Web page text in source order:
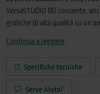
VersaSTUDIO BD consente,
grafiche di alta qualità su
sue dimensioni compatte, ed è
custodie per telefoni, custodie
Continua a leggere
Specifiche tecniche
Serve Aiuto?